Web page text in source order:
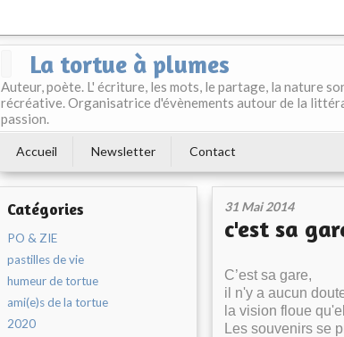
La tortue à plumes
Auteur, poète. L' écriture, les mots, le partage, la nature
récréative. Organisatrice d'évènements autour de la
passion.
Accueil Newsletter Contact
Catégories
PO & ZIE
pastilles de vie
humeur de tortue
ami(e)s de la tortue
2020
31 Mai 2014
c'est sa
C’est sa gare,
il n'y a aucun
la vision floue
Les souvenirs se